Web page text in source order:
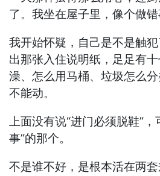
了。我坐在屋子里，像个做错
我开始怀疑，自己是不是触
出那张入住说明纸，足足有
澡、怎么用马桶、垃圾怎么
不能动。
上面没有说“进门必须脱鞋”
事”的那个。
不是谁不好，是根本活在两